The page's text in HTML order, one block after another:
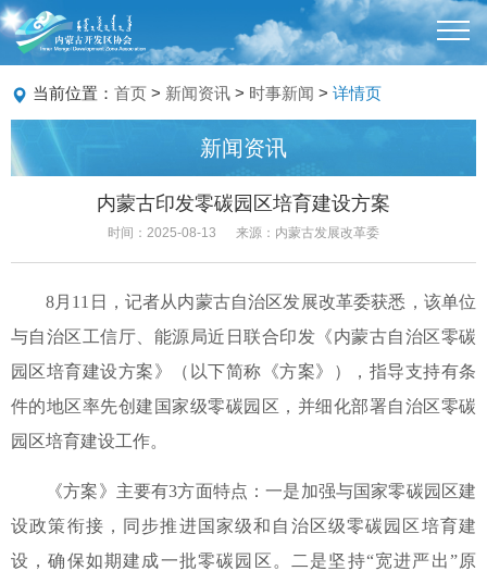
当前位置： 首页 > 新闻资讯 > 时事新闻 > 详情页
新闻资讯
内蒙古印发零碳园区培育建设方案
时间：2025-08-13 来源：内蒙古发展改革委
8月 11 日，记者从内蒙古自治区发展改革委获悉，该单位
与自治区工信厅、能源局近日联合印发《内蒙古自治区零碳
园区培育建设方案》（以下简称《方案》），指导支持有条
件的地区率先创建国家级零碳园区，并细化部署自治区零碳
园区培育建设工作。
《方案》主要有3方面特点：一是加强与国家零碳园区建
设政策衔接，同步推进国家级和自治区级零碳园区培育建
设，确保如期建成一批零碳园区。二是坚持“宽进严出”原